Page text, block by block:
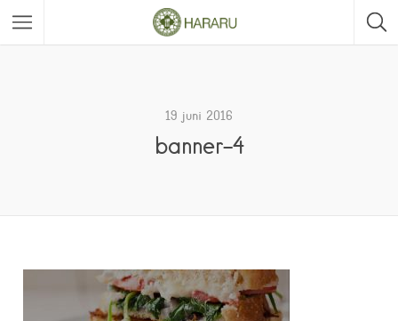
19 juni 2016
banner-4